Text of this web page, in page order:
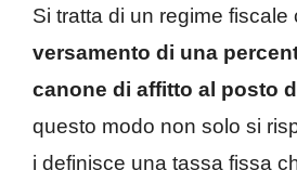
Si tratta di un regime fiscale
versamento di una
canone di affitto al posto
questo modo non solo si
i definisce una tassa fissa